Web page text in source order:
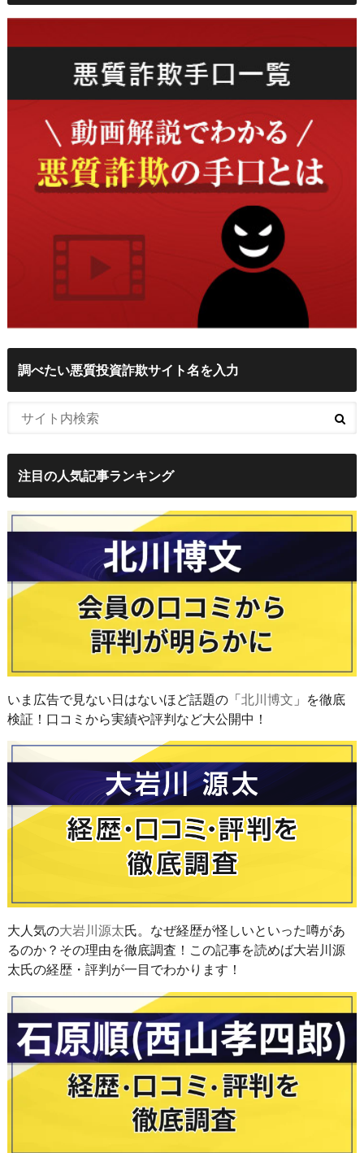
調べたい悪質投資詐欺サイト名を入力
注目の人気記事ランキング
いま広告で見ない日はないほど話題の「北川博文 」を徹底
検証！口コミから実績や評判など大公開中！
大人気の大岩川源太氏。なぜ経歴が怪しいといった噂があ
るのか？その理由を徹底調査！この記事を読めば大岩川源
太氏の経歴・評判が一目でわかります！